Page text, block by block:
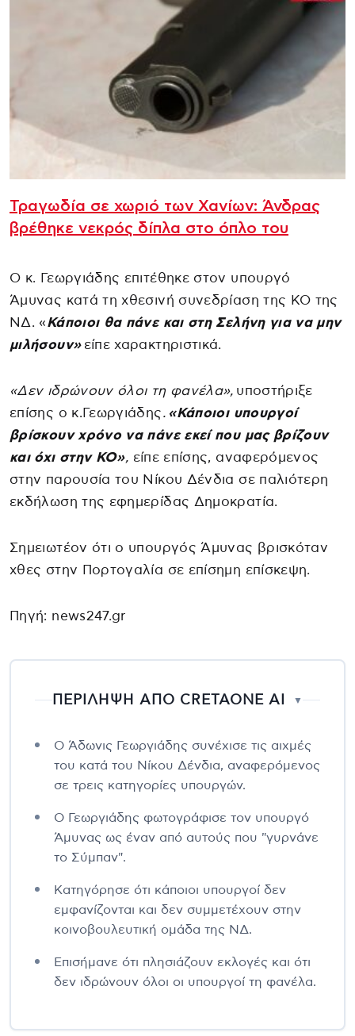
Τραγωδία σε χωριό των Χανίων: Άνδρας
βρέθηκε νεκρός δίπλα στο όπλο του
Ο κ. Γεωργιάδης επιτέθηκε στον υπουργό
Άμυνας κατά τη χθεσινή συνεδρίαση της ΚΟ της
ΝΔ. «Κάποιοι θα πάνε και στη Σελήνη για να μην
μιλήσουν»είπε χαρακτηριστικά.
«Δεν ιδρώνουν όλοι τη φανέλα», υποστήριξε
επίσης ο κ.Γεωργιάδης. «Κάποιοι υπουργοί
βρίσκουν χρόνο να πάνε εκεί που μας βρίζουν
και όχι στην ΚΟ», είπε επίσης, αναφερόμενος
στην παρουσία του Νίκου Δένδια σε παλιότερη
εκδήλωση της εφημερίδας Δημοκρατία.
Σημειωτέον ότι ο υπουργός Άμυνας βρισκόταν
χθες στην Πορτογαλία σε επίσημη επίσκεψη.
Πηγή: news247.gr
ΠΕΡΙΛΗΨΗ ΑΠΟ CRETAONE AI ▼
Ο Άδωνις Γεωργιάδης συνέχισε τις αιχμές
του κατά του Νίκου Δένδια, αναφερόμενος
σε τρεις κατηγορίες υπουργών.
Ο Γεωργιάδης φωτογράφισε τον υπουργό
Άμυνας ως έναν από αυτούς που "γυρνάνε
το Σύμπαν".
Κατηγόρησε ότι κάποιοι υπουργοί δεν
εμφανίζονται και δεν συμμετέχουν στην
κοινοβουλευτική ομάδα της ΝΔ.
Επισήμανε ότι πλησιάζουν εκλογές και ότι
δεν ιδρώνουν όλοι οι υπουργοί τη φανέλα.